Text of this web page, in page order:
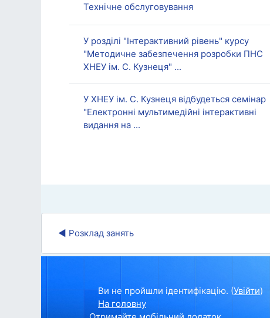
Технічне обслуговування
У розділі "Інтерактивний рівень" курсу
"Методичне забезпечення розробки ПНС
ХНЕУ ім. С. Кузнеця" ...
У ХНЕУ ім. С. Кузнеця відбудеться семінар
"Електронні мультимедійні інтерактивні
видання на ...
◀︎ Розклад занять
Ви не пройшли ідентифікацію. (Увійти)
На головну